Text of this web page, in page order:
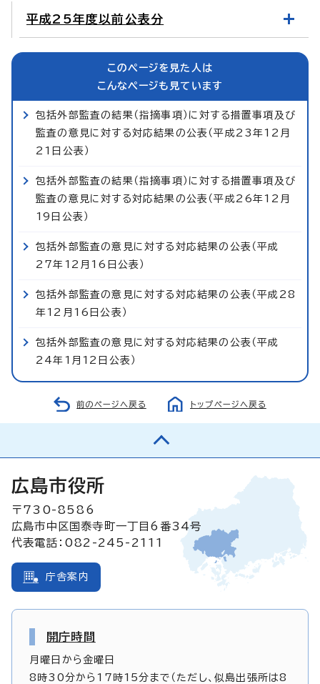
平成25年度以前公表分
このページを見た人は
こんなページも見ています
包括外部監査の結果（指摘事項）に対する措置事項及び
監査の意見に対する対応結果の公表（平成23年12月
21日公表）
包括外部監査の結果（指摘事項）に対する措置事項及び
監査の意見に対する対応結果の公表（平成26年12月
19日公表）
包括外部監査の意見に対する対応結果の公表（平成
27年12月16日公表）
包括外部監査の意見に対する対応結果の公表（平成28
年12月16日公表）
包括外部監査の意見に対する対応結果の公表（平成
24年1月12日公表）
前のページへ戻る トップページへ戻る
広島市役所
〒730-8586
広島市中区国泰寺町一丁目6番34号
代表電話：082-245-2111
庁舎案内
開庁時間
月曜日から金曜日
8時30分から17時15分まで（ただし、似島出張所は8